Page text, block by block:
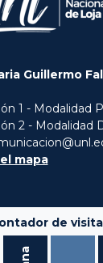
Guillermo
1 - Modalidad
2 - Modalidad
mapa
de